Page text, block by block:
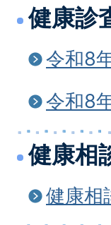
健康診
令和8
令和8
健康相
健康相